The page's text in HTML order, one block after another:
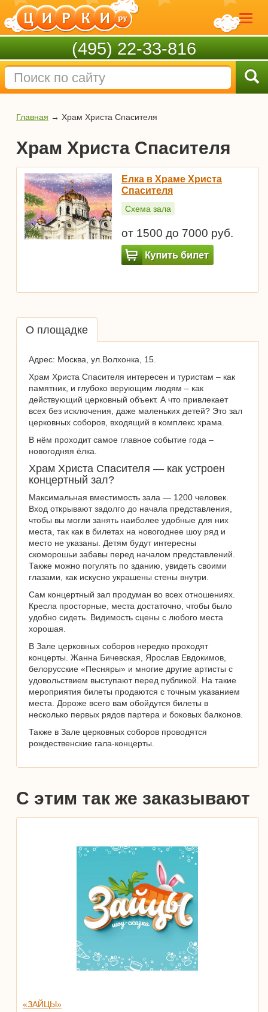
(495) 22-33-816
Главная → Храм Христа Спасителя
Храм Христа Спасителя
Елка в Храме Христа
Спасителя
Схема зала
от 1500 до 7000 руб.
О площадке
Адрес: Москва, ул.Волхонка, 15.
Храм Христа Спасителя интересен и туристам – как
памятник, и глубоко верующим людям – как
действующий церковный объект. А что привлекает
всех без исключения, даже маленьких детей? Это зал
церковных соборов, входящий в комплекс храма.
В нём проходит самое главное событие года –
новогодняя ёлка.
Храм Христа Спасителя — как устроен
концертный зал?
Максимальная вместимость зала — 1200 человек.
Вход открывают задолго до начала представления,
чтобы вы могли занять наиболее удобные для них
места, так как в билетах на новогоднее шоу ряд и
место не указаны. Детям будут интересны
скоморошьи забавы перед началом представлений.
Также можно погулять по зданию, увидеть своими
глазами, как искусно украшены стены внутри.
Сам концертный зал продуман во всех отношениях.
Кресла просторные, места достаточно, чтобы было
удобно сидеть. Видимость сцены с любого места
хорошая.
В Зале церковных соборов нередко проходят
концерты. Жанна Бичевская, Ярослав Евдокимов,
белорусские «Песняры» и многие другие артисты с
удовольствием выступают перед публикой. На такие
мероприятия билеты продаются с точным указанием
места. Дороже всего вам обойдутся билеты в
несколько первых рядов партера и боковых балконов.
Также в Зале церковных соборов проводятся
рождественские гала-концерты.
С этим так же заказывают
«ЗАЙЦЫ»